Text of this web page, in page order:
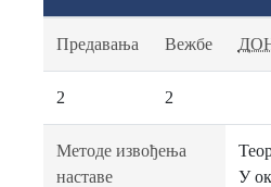
Предавања Вежбе
2 2
Методе извођења
наставе
У